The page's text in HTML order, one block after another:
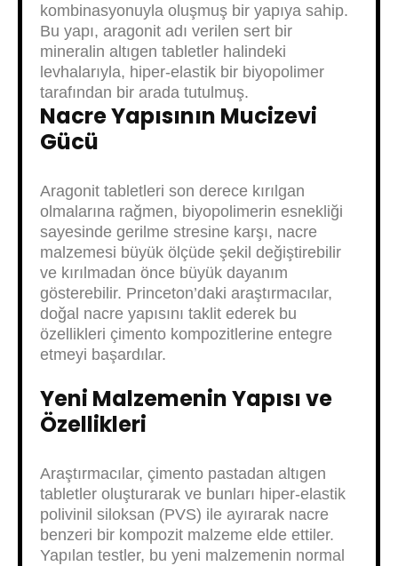
kombinasyonuyla oluşmuş bir yapıya sahip.
Bu yapı, aragonit adı verilen sert bir
mineralin altıgen tabletler halindeki
levhalarıyla, hiper-elastik bir biyopolimer
tarafından bir arada tutulmuş.
Nacre Yapısının Mucizevi
Gücü
Aragonit tabletleri son derece kırılgan
olmalarına rağmen, biyopolimerin esnekliği
sayesinde gerilme stresine karşı, nacre
malzemesi büyük ölçüde şekil değiştirebilir
ve kırılmadan önce büyük dayanım
gösterebilir. Princeton’daki araştırmacılar,
doğal nacre yapısını taklit ederek bu
özellikleri çimento kompozitlerine entegre
etmeyi başardılar.
Yeni Malzemenin Yapısı ve
Özellikleri
Araştırmacılar, çimento pastadan altıgen
tabletler oluşturarak ve bunları hiper-elastik
polivinil siloksan (PVS) ile ayırarak nacre
benzeri bir kompozit malzeme elde ettiler.
Yapılan testler, bu yeni malzemenin normal